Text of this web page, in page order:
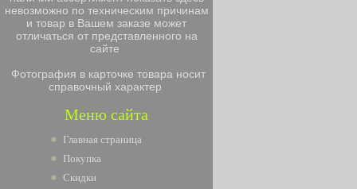
невозможно по техническим причинам
и товар в Вашем заказе может
отличаться от представленного на
сайте
Фотография в карточке товара носит
справочный характер
Меню сайта
Главная страница
Покупка
Скидки